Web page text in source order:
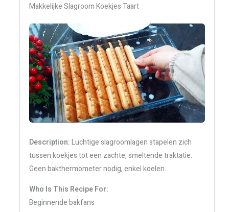
Makkelijke Slagroom Koekjes Taart
Description:Luchtige slagroomlagen stapelen zich
tussen koekjes tot een zachte, smeltende traktatie.
Geen bakthermometer nodig, enkel koelen.
Who Is This Recipe For:
Beginnende bakfans